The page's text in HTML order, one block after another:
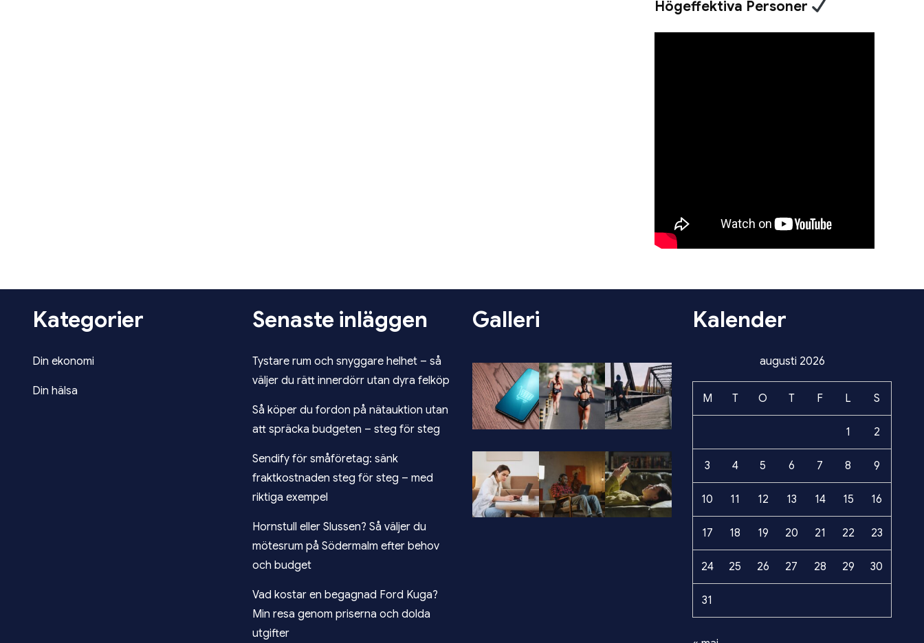
Högeffektiva Personer
Kategorier
Din ekonomi
Din hälsa
Senaste inläggen
Tystare rum och snyggare helhet – så
väljer du rätt innerdörr utan dyra felköp
Så köper du fordon på nätauktion utan
att spräcka budgeten – steg för steg
Sendify för småföretag: sänk
fraktkostnaden steg för steg – med
riktiga exempel
Hornstull eller Slussen? Så väljer du
mötesrum på Södermalm efter behov
och budget
Vad kostar en begagnad Ford Kuga?
Min resa genom priserna och dolda
utgifter
Galleri Kalender
augusti 2026
M T O T F L S
1 2
3 4 5 6 7 8 9
10 11 12 13 14 15 16
17 18 19 20 21 22 23
24 25 26 27 28 29 30
31